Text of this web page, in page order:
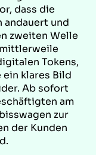
dass die
und
zweiten Welle
Tokens,
klares Bild
Ab sofort
am
zur
der Kunden